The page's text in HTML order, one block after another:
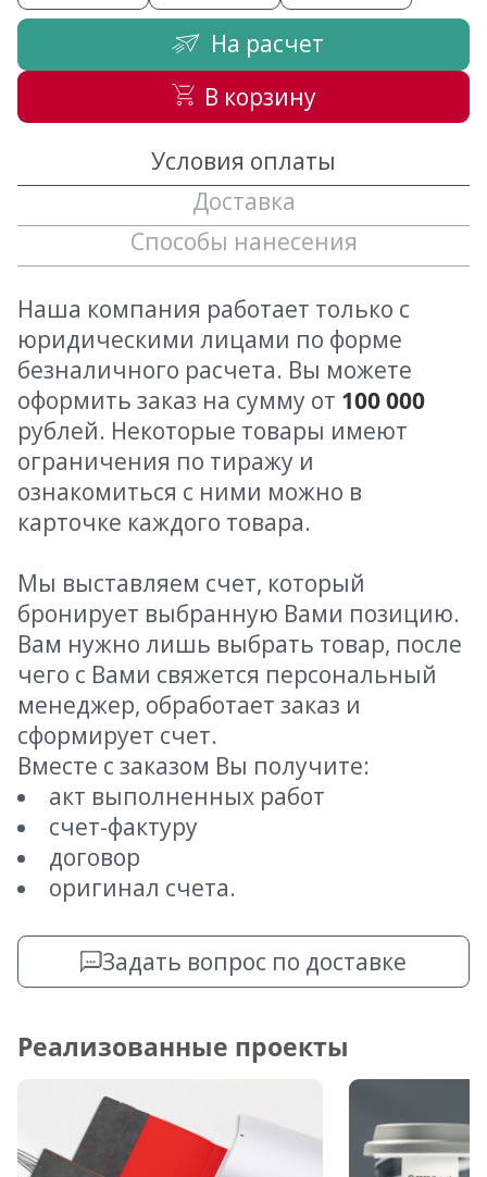
На расчет
В корзину
Условия оплаты
Доставка
Способы нанесения
Наша компания работает только с
юридическими лицами по форме
безналичного расчета. Вы можете
оформить заказ на сумму от 100 000
рублей. Некоторые товары имеют
ограничения по тиражу и
ознакомиться с ними можно в
карточке каждого товара.
Мы выставляем счет, который
бронирует выбранную Вами позицию.
Вам нужно лишь выбрать товар, после
чего с Вами свяжется персональный
менеджер, обработает заказ и
сформирует счет.
Вместе с заказом Вы получите:
акт выполненных работ
счет-фактуру
договор
оригинал счета.
Задать вопрос по доставке
Реализованные проекты